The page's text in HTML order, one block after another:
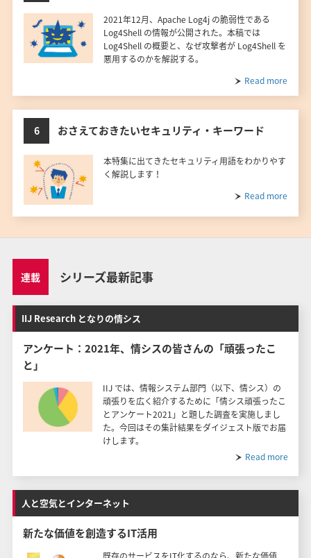
2021年12月、Apache Log4j の脆弱性である
Log4Shell の情報が公開された。本稿では
Log4Shell の概要と、なぜ攻撃者が Log4Shell を
悪用するのかを解説する。
Read more
6 おさえておきたいセキュリティ・キーワード
本特集に出てきたセキュリティ用語をわかりやす
く解説します！
Read more
連載 シリーズ最新記事
IIJ Research となりの情シス
アンケート：2021年、情シスの皆さんの「頑張ったこ
と」
IIJ では、情報システム部門（以下、情シス）の
頑張りを広く紹介するために「情シス頑張ったこ
とアンケート2021」と題した調査を実施しまし
た。今回はその集計結果をダイジェスト版でお届
けします。
Read more
人と空気とインターネット
新たな価値を創造するIT活用